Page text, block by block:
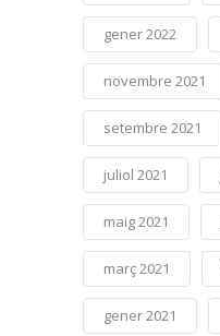
gener 2022
novembre 2021
setembre 2021
juliol 2021
maig 2021
març 2021
gener 2021